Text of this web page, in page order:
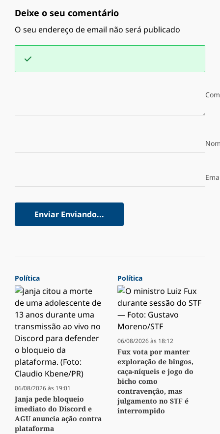
Deixe o seu comentário
O seu endereço de email não será publicado
Enviar Enviando...
Política
06/08/2026 às 19:01
Janja pede bloqueio
imediato do Discord e
AGU anuncia ação contra
plataforma
Política
06/08/2026 às 18:12
Fux vota por manter
exploração de bingos,
caça-níqueis e jogo do
bicho como
contravenção, mas
julgamento no STF é
interrompido